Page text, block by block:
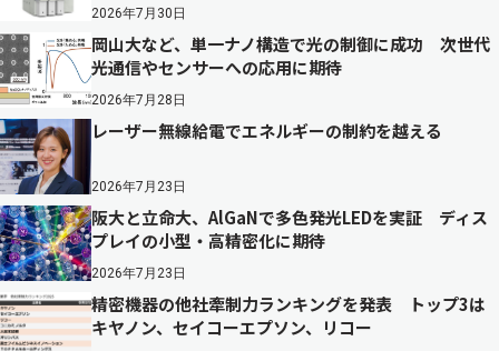
2026年7月30日
岡山大など、単一ナノ構造で光の制御に成功 次世代
光通信やセンサーへの応用に期待
2026年7月28日
レーザー無線給電でエネルギーの制約を越える
2026年7月23日
阪大と立命大、AlGaNで多色発光LEDを実証 ディス
プレイの小型・高精密化に期待
2026年7月23日
精密機器の他社牽制力ランキングを発表 トップ3は
キヤノン、セイコーエプソン、リコー